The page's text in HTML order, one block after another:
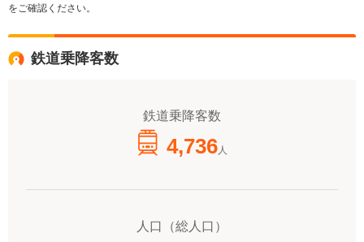
をご確認ください。
鉄道乗降客数
鉄道乗降客数
4,736人
人口（総人口）